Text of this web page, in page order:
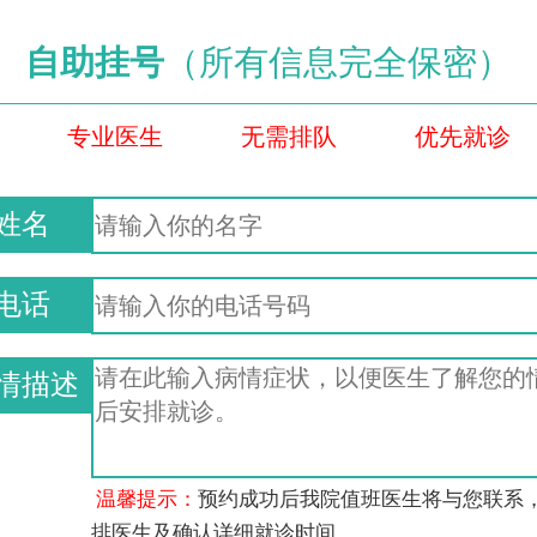
自助挂号 （所有信息完全保密）
专业医生 无需排队 优先就诊
名
话
描述
温馨提示：预约成功后我院值班医生将与您联系